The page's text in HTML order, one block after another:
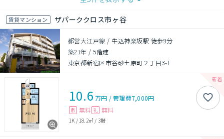
賃貸マンション ザパーククロス市ヶ谷
都営大江戸線 / 牛込神楽坂駅 徒歩9分
築21年 /5階建
東京都新宿区市谷砂土原町２丁目3-1
10.6 万円 /管理費7,000円
敷 無料 礼 無料
1K / 18.2㎡ / 3階